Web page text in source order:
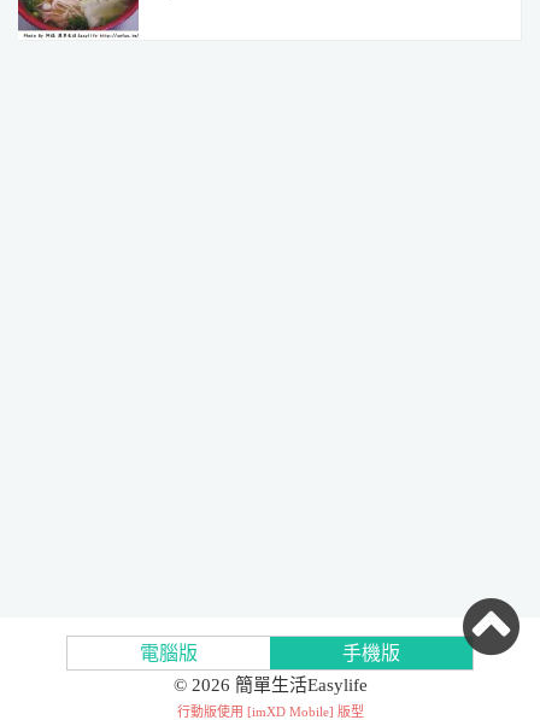
電腦版 手機版
© 2026 簡單生活Easylife
行動版使用 [imXD Mobile] 版型